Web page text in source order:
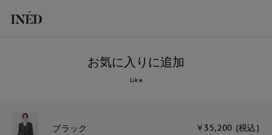
お気に入りに追加
Like
ブラック ￥35,200 (税込)